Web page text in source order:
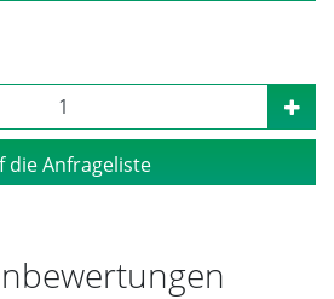
die Anfrageliste